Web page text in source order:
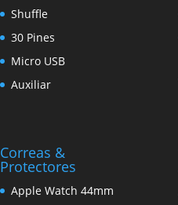
Shuffle
30 Pines
Micro USB
Auxiliar
Correas &
Protectores
Apple Watch 44mm